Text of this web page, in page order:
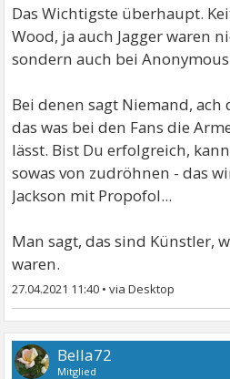
Das Wichtigste überhaupt.
Wood, ja auch Jagger waren
sondern auch bei
Bei denen sagt Niemand, ach
das was bei den Fans die
lässt. Bist Du erfolgreich,
sowas von zudröhnen - das
Jackson mit Propofol...
Man sagt, das sind Künstler,
waren.
27.04.2021 11:40 •
Bella72
Mitglied